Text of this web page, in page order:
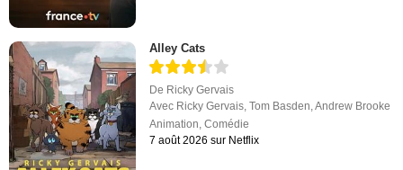
Alley Cats
De Ricky Gervais
Avec Ricky Gervais,Tom Basden,Andrew Brooke
Animation,Comédie
7 août 2026 sur Netflix